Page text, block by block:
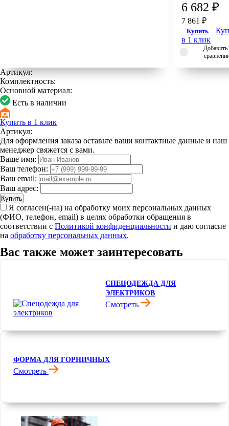
6 682 ₽
7 861 ₽
Купить
в 1 клик
Добавить
Артикул:
Комплектность:
Основной материал:
Есть в наличии
Купить в 1 клик
Артикул:
Для оформления заказа оставьте ваши контактные данные и наш
менеджер свяжется с вами.
Ваше имя:
Ваш телефон:
Ваш email:
Ваш адрес:
Купить
Я согласен(-на) на обработку моих персональных данных
(ФИО, телефон, email) в целях обработки обращения в
соответствии с Политикой конфиденциальности и даю согласие
на обработку персональных данных.
Вас также может заинтересовать
СПЕЦОДЕЖДА ДЛЯ
ЭЛЕКТРИКОВ
Смотреть
ФОРМА ДЛЯ ГОРНИЧНЫХ
Смотреть